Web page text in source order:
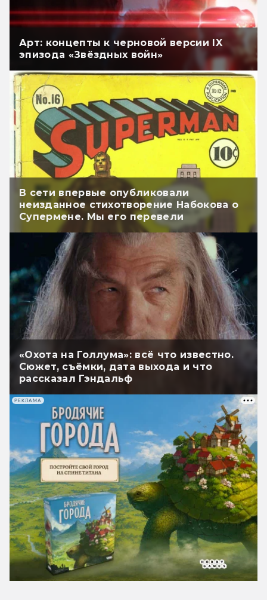
Арт: концепты к черновой версии IX
эпизода «Звёздных войн»
В сети впервые опубликовали
неизданное стихотворение Набокова о
Супермене. Мы его перевели
«Охота на Голлума»: всё что известно.
Сюжет, съёмки, дата выхода и что
рассказал Гэндальф
РЕКЛАМА